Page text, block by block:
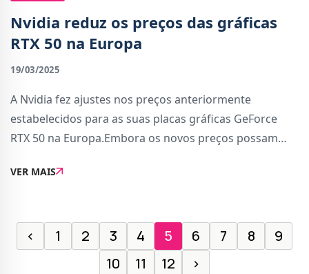
Nvidia reduz os preços das gráficas
RTX 50 na Europa
19/03/2025
A Nvidia fez ajustes nos preços anteriormente
estabelecidos para as suas placas gráficas GeForce
RTX 50 na Europa.Embora os novos preços possam
disponibilidade do stock permanece um grande
VER MAIS
‹ 1 2 3 4 5 6 7 8
9
10
11 12 ›